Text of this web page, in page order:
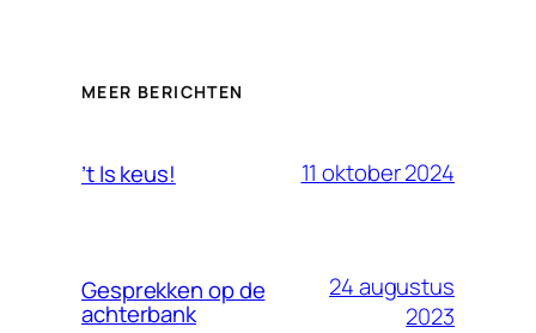
MEER BERICHTEN
’t Is keus! 11 oktober 2024
Gesprekken op de
achterbank
24 augustus
2023